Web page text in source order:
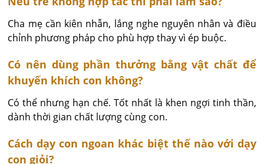
Cha mẹ cần kiên nhẫn, lắng nghe nguyên nhân và điều
chỉnh phương pháp cho phù hợp thay vì ép buộc.
Có nên dùng phần thưởng bằng vật chất để
khuyến khích con không?
Có thể nhưng hạn chế. Tốt nhất là khen ngợi tinh thần,
dành thời gian chất lượng cùng con.
Cách dạy con ngoan khác biệt thế nào với dạy
con giỏi?